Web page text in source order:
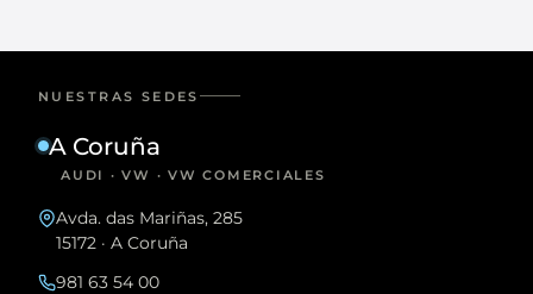
NUESTRAS SEDES
A Coruña
AUDI · VW · VW COMERCIALES
Avda. das Mariñas, 285
15172 · A Coruña
981 63 54 00